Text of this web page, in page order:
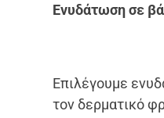
Ενυδάτωση σε
Επιλέγουμε
τον δερματικό